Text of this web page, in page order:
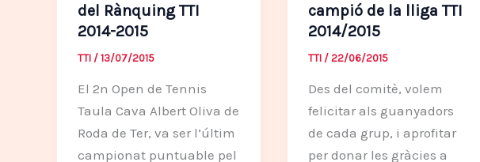
del Rànquing TTI
2014-2015
TTI / 13/07/2015
El 2n Open de Tennis
Taula Cava Albert Oliva de
Roda de Ter, va ser l’últim
campionat puntuable pel
campió de la lliga TTI
2014/2015
TTI / 22/06/2015
Des del comitè, volem
felicitar als guanyadors
de cada grup, i aprofitar
per donar les gràcies a